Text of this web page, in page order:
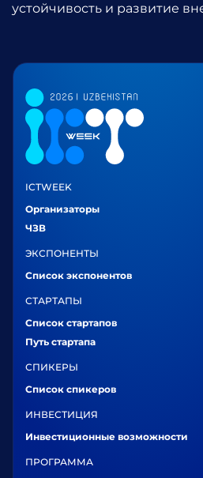
устойчивость и развитие
ICTWEEK
Организаторы
ЧЗВ
ЭКСПОНЕНТЫ
Список экспонентов
СТАРТАПЫ
Список стартапов
Путь стартапа
СПИКЕРЫ
Список спикеров
ИНВЕСТИЦИЯ
Инвестиционные возможности
ПРОГРАММА